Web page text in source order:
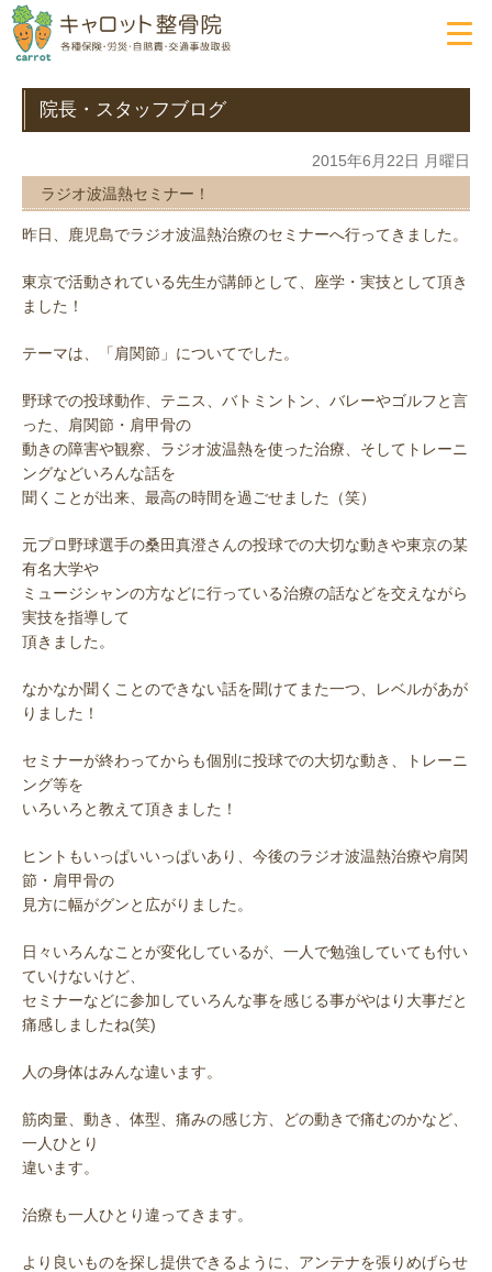
院長・スタッフブログ
2015年6月22日 月曜日
ラジオ波温熱セミナー！
昨日、鹿児島でラジオ波温熱治療のセミナーへ行ってきました。
東京で活動されている先生が講師として、座学・実技として頂き
ました！
テーマは、「肩関節」についてでした。
野球での投球動作、テニス、バトミントン、バレーやゴルフと言
った、肩関節・肩甲骨の
動きの障害や観察、ラジオ波温熱を使った治療、そしてトレーニ
ングなどいろんな話を
聞くことが出来、最高の時間を過ごせました（笑）
元プロ野球選手の桑田真澄さんの投球での大切な動きや東京の某
有名大学や
ミュージシャンの方などに行っている治療の話などを交えながら
実技を指導して
頂きました。
なかなか聞くことのできない話を聞けてまた一つ、レベルがあが
りました！
セミナーが終わってからも個別に投球での大切な動き、トレーニ
ング等を
いろいろと教えて頂きました！
ヒントもいっぱいいっぱいあり、今後のラジオ波温熱治療や肩関
節・肩甲骨の
見方に幅がグンと広がりました。
日々いろんなことが変化しているが、一人で勉強していても付い
ていけないけど、
セミナーなどに参加していろんな事を感じる事がやはり大事だと
痛感しましたね(笑)
人の身体はみんな違います。
筋肉量、動き、体型、痛みの感じ方、どの動きで痛むのかなど、
一人ひとり
違います。
治療も一人ひとり違ってきます。
より良いものを探し提供できるように、アンテナを張りめげらせ